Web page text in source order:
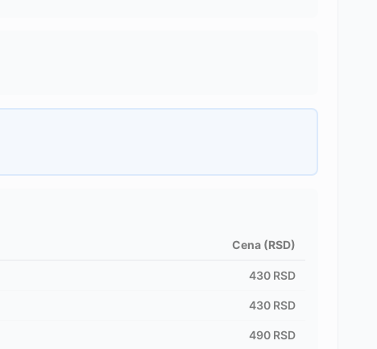
Cena (RSD)
430 RSD
430 RSD
490 RSD